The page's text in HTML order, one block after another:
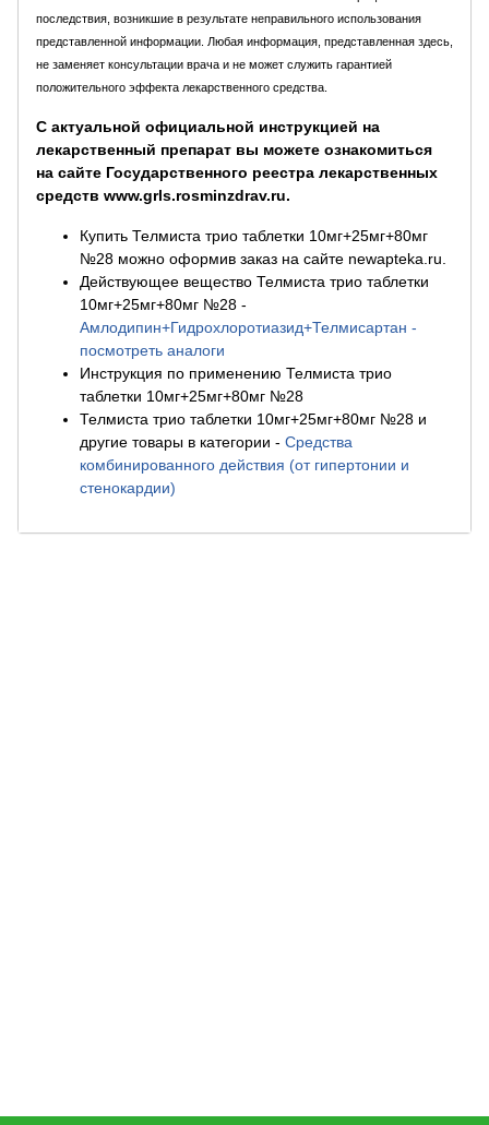
последствия, возникшие в результате неправильного использования
представленной информации. Любая информация, представленная здесь,
не заменяет консультации врача и не может служить гарантией
положительного эффекта лекарственного средства.
С актуальной официальной инструкцией на
лекарственный препарат вы можете ознакомиться
на сайте Государственного реестра лекарственных
средств www.grls.rosminzdrav.ru.
Купить Телмиста трио таблетки 10мг+25мг+80мг
№28 можно оформив заказ на сайте newapteka.ru.
Действующее вещество Телмиста трио таблетки
10мг+25мг+80мг №28 -
Амлодипин+Гидрохлоротиазид+Телмисартан -
посмотреть аналоги
Инструкция по применению Телмиста трио
таблетки 10мг+25мг+80мг №28
Телмиста трио таблетки 10мг+25мг+80мг №28 и
другие товары в категории - Средства
комбинированного действия (от гипертонии и
стенокардии)